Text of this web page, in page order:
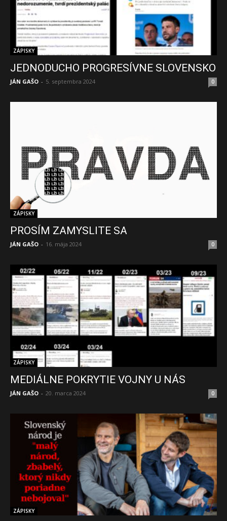
ZÁPISKY
JEDNODUCHO PROGRESÍVNE SLOVENSKO
JÁN GAŠO - 5. septembra 2024 0
ZÁPISKY
PROSÍM ZAMYSLITE SA
JÁN GAŠO - 16. mája 2024 0
ZÁPISKY
MEDIÁLNE POKRYTIE VOJNY U NÁS
JÁN GAŠO - 20. marca 2024 0
ZÁPISKY